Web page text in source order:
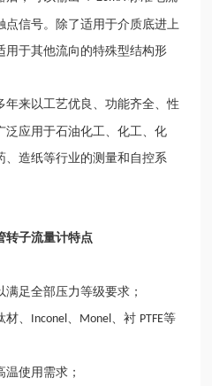
信号。除了适用于介质底进上
用于其他流向的特殊型结构形
年来以工艺优良、功能齐全、性
泛应用于石油化工、化工、化
、造纸等行业的测量和自控系
转子流量计特点
足全部压力等级要求；
、 Inconel Monel 、衬 PTFE等
使用需求；